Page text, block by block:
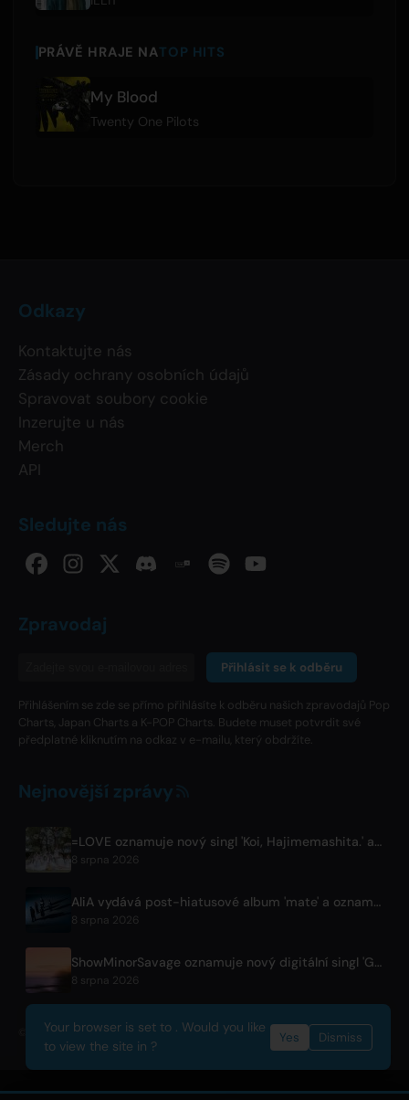
PRÁVĚ HRAJE NATOP HITS
My Blood
Twenty One Pilots
Odkazy
Kontaktujte nás
Zásady ochrany osobních údajů
Spravovat soubory cookie
Inzerujte u nás
Merch
API
Sledujte nás
Zpravodaj
Přihlásit se k odběru
Přihlášením se zde se přímo přihlásíte k odběru našich zpravodajů Pop
Charts, Japan Charts a K-POP Charts. Budete muset potvrdit své
předplatné kliknutím na odkaz v e-mailu, který obdržíte.
Nejnovější zprávy
=LOVE oznamuje nový singl 'Koi, Hajimemashita.' a koncerty v Tokyo Dome
8 srpna 2026
AliA vydává post-hiatusové album 'mate' a oznamuje živák v Tokiu
8 srpna 2026
ShowMinorSavage oznamuje nový digitální singl 'Gradation'
8 srpna 2026
© 2026 OnlyHit. All rights reserved. - Metadata provided byACRCloud
Your browser is set to . Would you like
to view the site in ?
Yes Dismiss